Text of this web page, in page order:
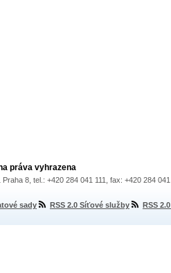
práva vyhrazena
8, tel.: +420 284 041 111, fax: +420 284
sady RSS 2.0 Síťové služby RSS